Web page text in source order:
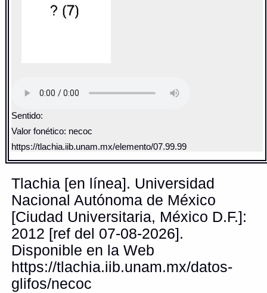
Sentido:
Valor fonético: necoc
https://tlachia.iib.unam.mx/elemento/07.99.99
Tlachia [en línea]. Universidad
Nacional Autónoma de México
[Ciudad Universitaria, México D.F.]:
2012 [ref del 07-08-2026].
Disponible en la Web
https://tlachia.iib.unam.mx/datos-
glifos/necoc